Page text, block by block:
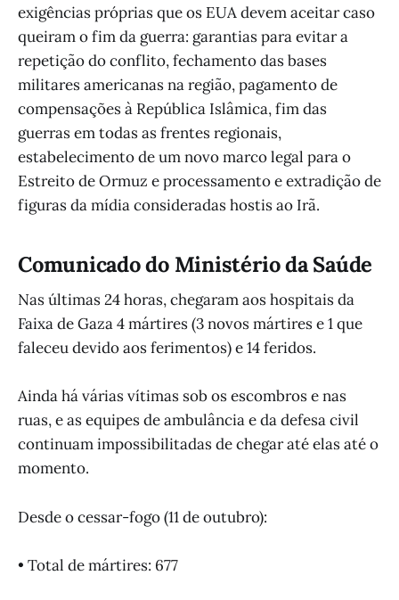
exigências próprias que os EUA devem aceitar caso
queiram o fim da guerra: garantias para evitar a
repetição do conflito, fechamento das bases
militares americanas na região, pagamento de
compensações à República Islâmica, fim das
guerras em todas as frentes regionais,
estabelecimento de um novo marco legal para o
Estreito de Ormuz e processamento e extradição de
figuras da mídia consideradas hostis ao Irã.
Comunicado do Ministério da Saúde
Nas últimas 24 horas, chegaram aos hospitais da
Faixa de Gaza 4 mártires (3 novos mártires e 1 que
faleceu devido aos ferimentos) e 14 feridos.
Ainda há várias vítimas sob os escombros e nas
ruas, e as equipes de ambulância e da defesa civil
continuam impossibilitadas de chegar até elas até o
momento.
Desde o cessar-fogo (11 de outubro):
• Total de mártires: 677